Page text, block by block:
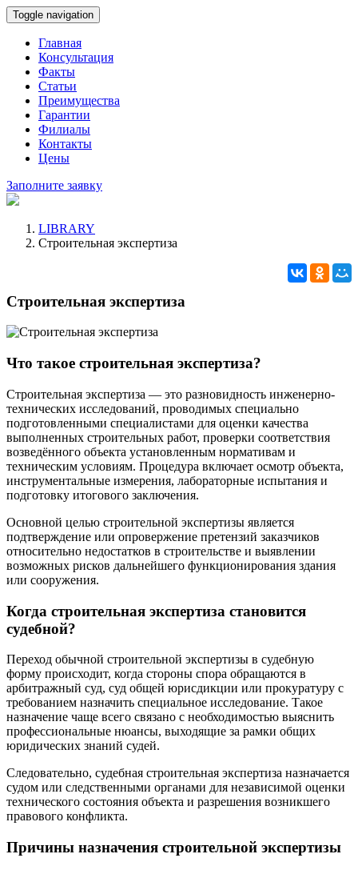
Toggle navigation
Главная
Консультация
Факты
Статьи
Преимущества
Гарантии
Филиалы
Контакты
Цены
Заполните заявку
LIBRARY
Строительная экспертиза
Строительная экспертиза
Что такое строительная экспертиза?
Строительная экспертиза — это разновидность инженерно-
технических исследований, проводимых специально
подготовленными специалистами для оценки качества
выполненных строительных работ, проверки соответствия
возведённого объекта установленным нормативам и
техническим условиям. Процедура включает осмотр объекта,
инструментальные измерения, лабораторные испытания и
подготовку итогового заключения.
Основной целью строительной экспертизы является
подтверждение или опровержение претензий заказчиков
относительно недостатков в строительстве и выявлении
возможных рисков дальнейшего функционирования здания
или сооружения.
Когда строительная экспертиза становится
судебной?
Переход обычной строительной экспертизы в судебную
форму происходит, когда стороны спора обращаются в
арбитражный суд, суд общей юрисдикции или прокуратуру с
требованием назначить специальное исследование. Такое
назначение чаще всего связано с необходимостью выяснить
профессиональные нюансы, выходящие за рамки общих
юридических знаний судей.
Следовательно, судебная строительная экспертиза назначается
судом или следственными органами для независимой оценки
технического состояния объекта и разрешения возникшего
правового конфликта.
Причины назначения строительной экспертизы